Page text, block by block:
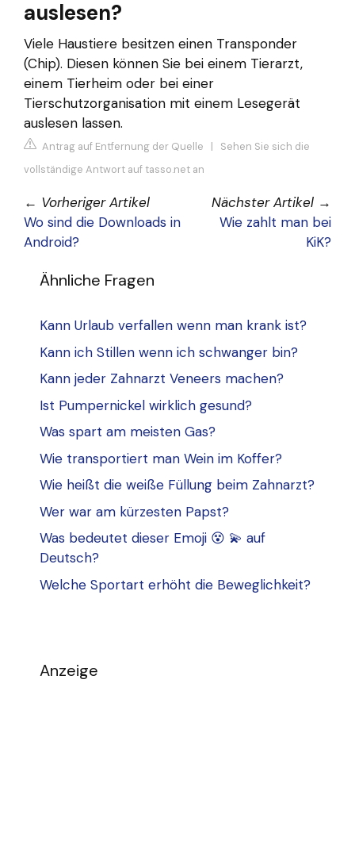
auslesen?
Viele Haustiere besitzen einen Transponder
(Chip). Diesen können Sie bei einem Tierarzt,
einem Tierheim oder bei einer
Tierschutzorganisation mit einem Lesegerät
auslesen lassen.
Antrag auf Entfernung der Quelle | Sehen Sie sich die
vollständige Antwort auf tasso.net an
← Vorheriger Artikel
Wo sind die Downloads in
Android?
Nächster Artikel →
Wie zahlt man bei
KiK?
Ähnliche Fragen
Kann Urlaub verfallen wenn man krank ist?
Kann ich Stillen wenn ich schwanger bin?
Kann jeder Zahnarzt Veneers machen?
Ist Pumpernickel wirklich gesund?
Was spart am meisten Gas?
Wie transportiert man Wein im Koffer?
Wie heißt die weiße Füllung beim Zahnarzt?
Wer war am kürzesten Papst?
Was bedeutet dieser Emoji 😵 💫 auf
Deutsch?
Welche Sportart erhöht die Beweglichkeit?
Anzeige